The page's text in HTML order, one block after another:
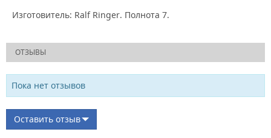
Изготовитель: Ralf Ringer. Полнота 7.
ОТЗЫВЫ
Пока нет отзывов
Оставить отзыв